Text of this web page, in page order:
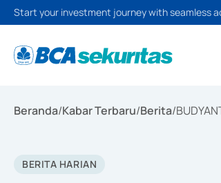
Start your investment journey with seamless
Beranda/Kabar Terbaru/Berita/
BERITA HARIAN